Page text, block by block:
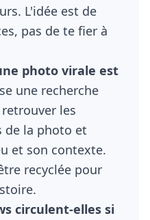
L'idée est de
pas de te fier à
photo virale est
une recherche
les
de la photo et
et son contexte.
recyclée pour
circulent-elles si